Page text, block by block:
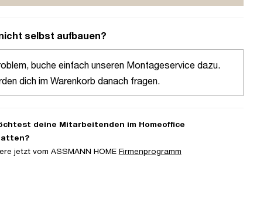
selbst aufbauen?
buche einfach unseren Montageservice dazu.
dich im Warenkorb danach fragen.
deine Mitarbeitenden im Homeoffice
jetzt vom ASSMANN HOME Firmenprogramm